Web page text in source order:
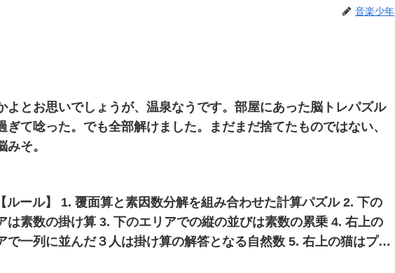
音楽少年
よとお思いでしょうが、温泉なうです。部屋にあった脳トレパズル
ぎて唸った。でも全部解けました。まだまだ捨てたものではない、
みそ。
ルール】 1. 覆面算と素因数分解を組み合わせた計算パズル 2. 下の
は素数の掛け算 3. 下のエリアでの縦の並びは素数の累乗 4. 右上の
で一列に並んだ３人は掛け算の解答となる自然数 5. 右上の猫はプレ